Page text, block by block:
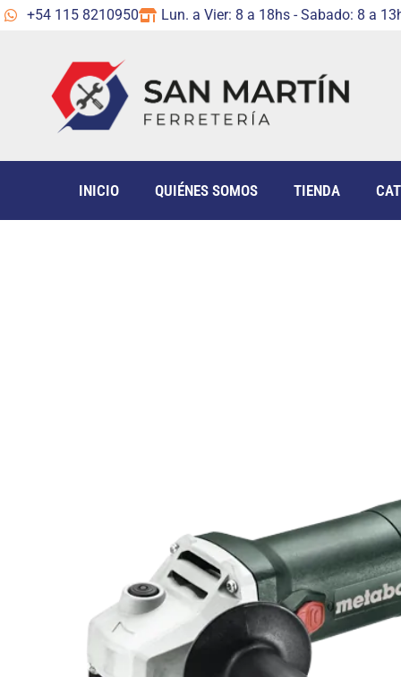
+54 115 8210950 Lun. a Vier: 8 a 18hs - Sabado: 8 a
INICIO QUIÉNES SOMOS TIENDA